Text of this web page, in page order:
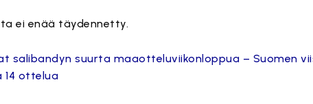
ei enää täydennetty.
salibandyn suurta maaotteluviikonloppua – Suomen
ottelua